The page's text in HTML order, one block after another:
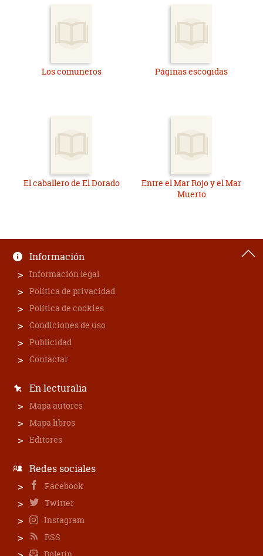
Los comuneros Páginas escogidas
El caballero de El Dorado
Entre el Mar Rojo y el Mar
Muerto
Información
Información legal
Política de privacidad
Política de cookies
Condiciones de uso
Publicidad
Contactar
En lecturalia
Mapa autores
Mapa libros
Editores
Redes sociales
Facebook
Twitter
Instagram
RSS